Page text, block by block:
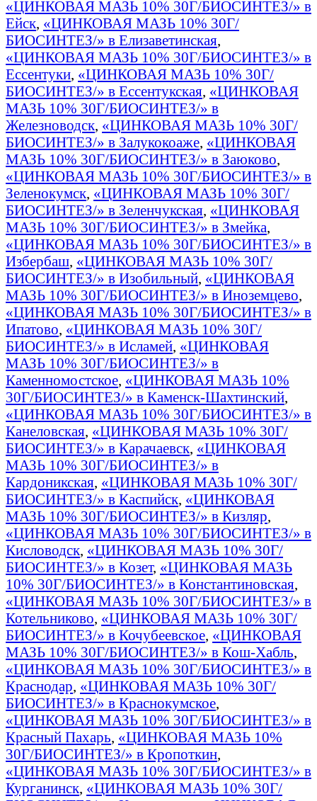
«ЦИНКОВАЯ МАЗЬ 10% 30Г/БИОСИНТЕЗ/» в
Ейск, «ЦИНКОВАЯ МАЗЬ 10% 30Г/
БИОСИНТЕЗ/» в Елизаветинская,
«ЦИНКОВАЯ МАЗЬ 10% 30Г/БИОСИНТЕЗ/» в
Ессентуки, «ЦИНКОВАЯ МАЗЬ 10% 30Г/
БИОСИНТЕЗ/» в Ессентукская, «ЦИНКОВАЯ
МАЗЬ 10% 30Г/БИОСИНТЕЗ/» в
Железноводск, «ЦИНКОВАЯ МАЗЬ 10% 30Г/
БИОСИНТЕЗ/» в Залукокоаже, «ЦИНКОВАЯ
МАЗЬ 10% 30Г/БИОСИНТЕЗ/» в Заюково,
«ЦИНКОВАЯ МАЗЬ 10% 30Г/БИОСИНТЕЗ/» в
Зеленокумск, «ЦИНКОВАЯ МАЗЬ 10% 30Г/
БИОСИНТЕЗ/» в Зеленчукская, «ЦИНКОВАЯ
МАЗЬ 10% 30Г/БИОСИНТЕЗ/» в Змейка,
«ЦИНКОВАЯ МАЗЬ 10% 30Г/БИОСИНТЕЗ/» в
Избербаш, «ЦИНКОВАЯ МАЗЬ 10% 30Г/
БИОСИНТЕЗ/» в Изобильный, «ЦИНКОВАЯ
МАЗЬ 10% 30Г/БИОСИНТЕЗ/» в Иноземцево,
«ЦИНКОВАЯ МАЗЬ 10% 30Г/БИОСИНТЕЗ/» в
Ипатово, «ЦИНКОВАЯ МАЗЬ 10% 30Г/
БИОСИНТЕЗ/» в Исламей, «ЦИНКОВАЯ
МАЗЬ 10% 30Г/БИОСИНТЕЗ/» в
Каменномостское, «ЦИНКОВАЯ МАЗЬ 10%
30Г/БИОСИНТЕЗ/» в Каменск-Шахтинский,
«ЦИНКОВАЯ МАЗЬ 10% 30Г/БИОСИНТЕЗ/» в
Канеловская, «ЦИНКОВАЯ МАЗЬ 10% 30Г/
БИОСИНТЕЗ/» в Карачаевск, «ЦИНКОВАЯ
МАЗЬ 10% 30Г/БИОСИНТЕЗ/» в
Кардоникская, «ЦИНКОВАЯ МАЗЬ 10% 30Г/
БИОСИНТЕЗ/» в Каспийск, «ЦИНКОВАЯ
МАЗЬ 10% 30Г/БИОСИНТЕЗ/» в Кизляр,
«ЦИНКОВАЯ МАЗЬ 10% 30Г/БИОСИНТЕЗ/» в
Кисловодск, «ЦИНКОВАЯ МАЗЬ 10% 30Г/
БИОСИНТЕЗ/» в Козет, «ЦИНКОВАЯ МАЗЬ
10% 30Г/БИОСИНТЕЗ/» в Константиновская,
«ЦИНКОВАЯ МАЗЬ 10% 30Г/БИОСИНТЕЗ/» в
Котельниково, «ЦИНКОВАЯ МАЗЬ 10% 30Г/
БИОСИНТЕЗ/» в Кочубеевское, «ЦИНКОВАЯ
МАЗЬ 10% 30Г/БИОСИНТЕЗ/» в Кош-Хабль,
«ЦИНКОВАЯ МАЗЬ 10% 30Г/БИОСИНТЕЗ/» в
Краснодар, «ЦИНКОВАЯ МАЗЬ 10% 30Г/
БИОСИНТЕЗ/» в Краснокумское,
«ЦИНКОВАЯ МАЗЬ 10% 30Г/БИОСИНТЕЗ/» в
Красный Пахарь, «ЦИНКОВАЯ МАЗЬ 10%
30Г/БИОСИНТЕЗ/» в Кропоткин,
«ЦИНКОВАЯ МАЗЬ 10% 30Г/БИОСИНТЕЗ/» в
Курганинск, «ЦИНКОВАЯ МАЗЬ 10% 30Г/